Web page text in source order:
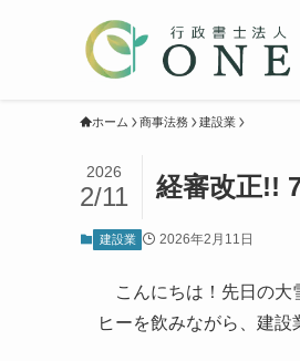
ホーム 商事法務 建設業
経審改正!!
2026
2/11
建設業 2026年2月11日
こんにちは！先日の大
ヒーを飲みながら、建設